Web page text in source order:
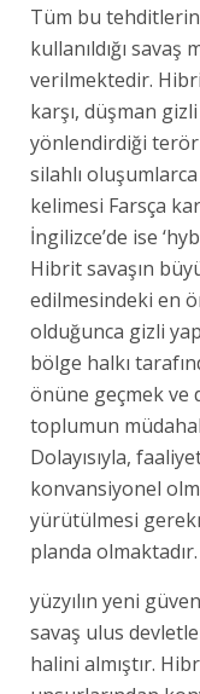
Tüm bu
kullanıldığı savaş
verilmektedir.
karşı, düşman
yönlendirdiği terör
silahlı
kelimesi Farsça
İngilizce’de ise
Hibrit savaşın
edilmesindeki en
olduğunca gizli
bölge halkı
önüne geçmek ve
toplumun
Dolayısıyla,
konvansiyonel
yürütülmesi
planda olmaktadır.
yüzyılın yeni
savaş ulus
halini almıştır.